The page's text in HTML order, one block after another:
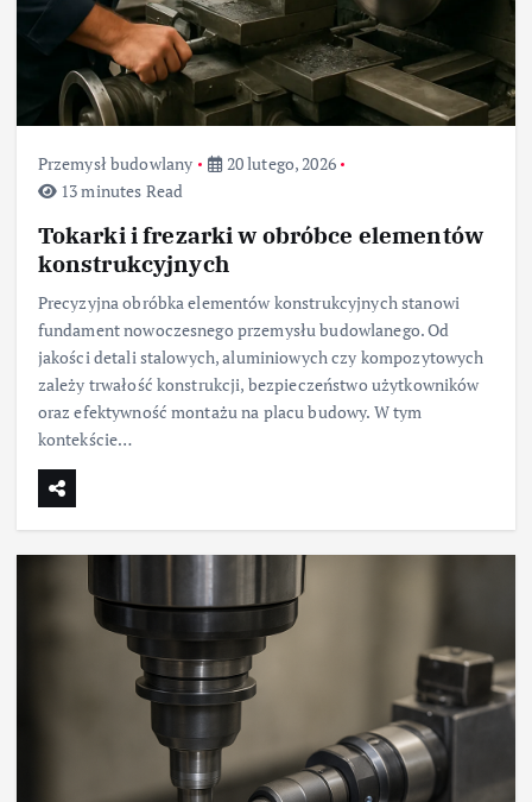
Przemysł budowlany
20 lutego, 2026
13 minutes Read
Tokarki i frezarki w obróbce elementów
konstrukcyjnych
Precyzyjna obróbka elementów konstrukcyjnych stanowi
fundament nowoczesnego przemysłu budowlanego. Od
jakości detali stalowych, aluminiowych czy kompozytowych
zależy trwałość konstrukcji, bezpieczeństwo użytkowników
oraz efektywność montażu na placu budowy. W tym
kontekście…